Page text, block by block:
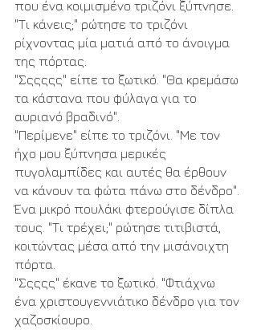
που ένα κοιμισμένο τριζόνι ξύπνησε.
"Τι κάνεις;" ρώτησε το τριζόνι
ρίχνοντας μία ματιά από το άνοιγμα
της πόρτας.
"Σςςςςς" είπε το ξωτικό. "Θα κρεμάσω
τα κάστανα που φύλαγα για το
αυριανό βραδινό".
"Περίμενε" είπε το τριζόνι. "Με τον
ήχο μου ξύπνησα μερικές
πυγολαμπίδες και αυτές θα έρθουν
να κάνουν τα φώτα πάνω στο δένδρο".
Ένα μικρό πουλάκι φτερούγισε δίπλα
τους. "Τι τρέχει;" ρώτησε τιτιβιστά,
κοιτώντας μέσα από την μισάνοιχτη
πόρτα.
"Σςςςς" έκανε το ξωτικό. "Φτιάχνω
ένα χριστουγεννιάτικο δένδρο για τον
χαζοσκίουρο.